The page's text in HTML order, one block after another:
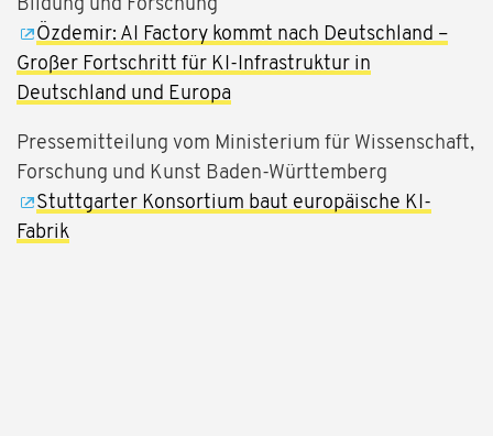
Bildung und Forschung
Özdemir: AI Factory kommt nach Deutschland –
Großer Fortschritt für KI-Infrastruktur in
Deutschland und Europa
Pressemitteilung vom Ministerium für Wissenschaft,
Forschung und Kunst Baden-Württemberg
Stuttgarter Konsortium baut europäische KI-
Fabrik